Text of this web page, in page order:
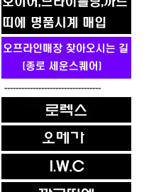
----------------------------------